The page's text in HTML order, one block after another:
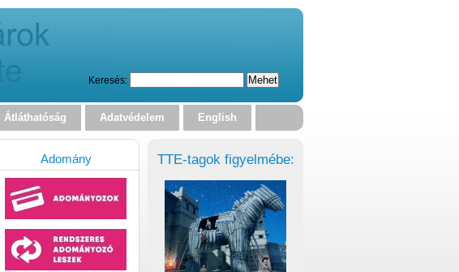
Keresés:
Átláthatóság Adatvédelem English
TTE-tagok figyelmébe:
Adomány